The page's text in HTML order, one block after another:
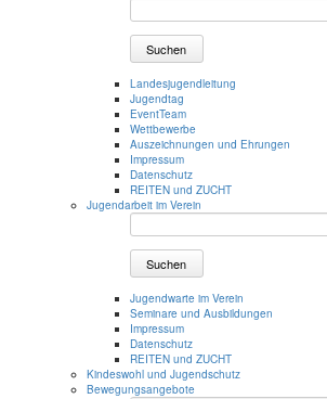
Suchen
Landesjugendleitung
Jugendtag
EventTeam
Wettbewerbe
Auszeichnungen und Ehrungen
Impressum
Datenschutz
REITEN und ZUCHT
Jugendarbeit im Verein
Suchen
Jugendwarte im Verein
Seminare und Ausbildungen
Impressum
Datenschutz
REITEN und ZUCHT
Kindeswohl und Jugendschutz
Bewegungsangebote